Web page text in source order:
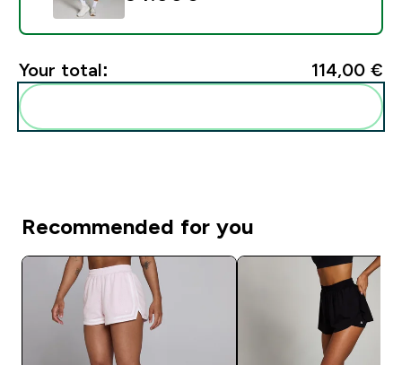
Your total: 114,00 €‎
Recommended for you